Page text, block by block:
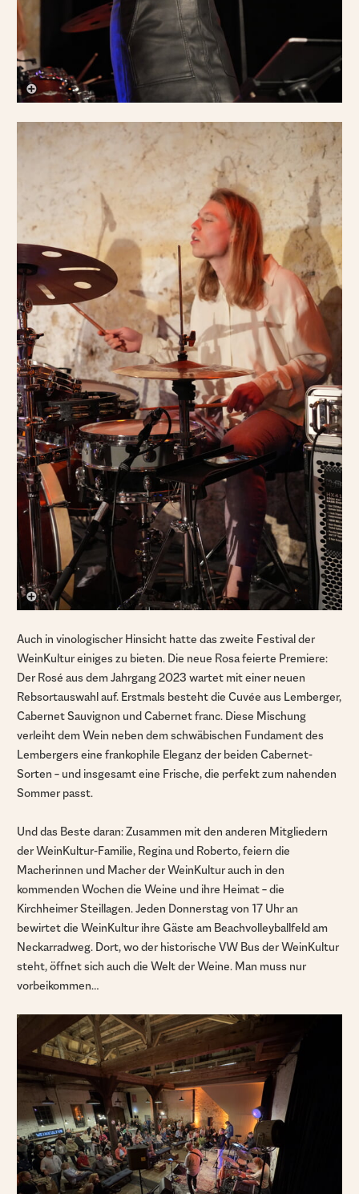
Auch in vinologischer Hinsicht hatte das zweite Festival der
WeinKultur einiges zu bieten. Die neue Rosa feierte Premiere:
Der Rosé aus dem Jahrgang 2023 wartet mit einer neuen
Rebsortauswahl auf. Erstmals besteht die Cuvée aus Lemberger,
Cabernet Sauvignon und Cabernet franc. Diese Mischung
verleiht dem Wein neben dem schwäbischen Fundament des
Lembergers eine frankophile Eleganz der beiden Cabernet-
Sorten – und insgesamt eine Frische, die perfekt zum nahenden
Sommer passt.
Und das Beste daran: Zusammen mit den anderen Mitgliedern
der WeinKultur-Familie, Regina und Roberto, feiern die
Macherinnen und Macher der WeinKultur auch in den
kommenden Wochen die Weine und ihre Heimat – die
Kirchheimer Steillagen. Jeden Donnerstag von 17 Uhr an
bewirtet die WeinKultur ihre Gäste am Beachvolleyballfeld am
Neckarradweg. Dort, wo der historische VW Bus der WeinKultur
steht, öffnet sich auch die Welt der Weine. Man muss nur
vorbeikommen…